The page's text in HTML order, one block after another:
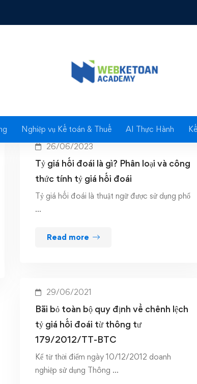
Nghiệp vụ Kế toán & Thuế AI Thực Hành
26/06/2023
Tỷ giá hối đoái là gì? Phân loại và công
thức tính tỷ giá hối đoái
Tỷ giá hối đoái là thuật ngữ được sử dụng phổ
…
Read more
29/06/2021
Bãi bỏ toàn bộ quy định về chênh lệch
tỷ giá hối đoái từ thông tư
179/2012/TT-BTC
Kể từ thời điểm ngày 10/12/2012 doanh
nghiệp sử dụng Thông …